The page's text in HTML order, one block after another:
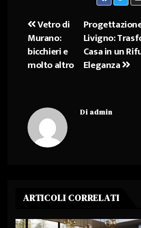
Navigazione
articoli
Livigno:
Casa in un
Eleganza
Vetro di
Murano:
bicchieri e
molto altro
Di admin
ARTICOLI CORRELATI